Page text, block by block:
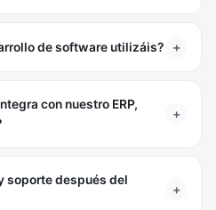
de software utilizáis? +
con nuestro ERP,
+
soporte después del
+